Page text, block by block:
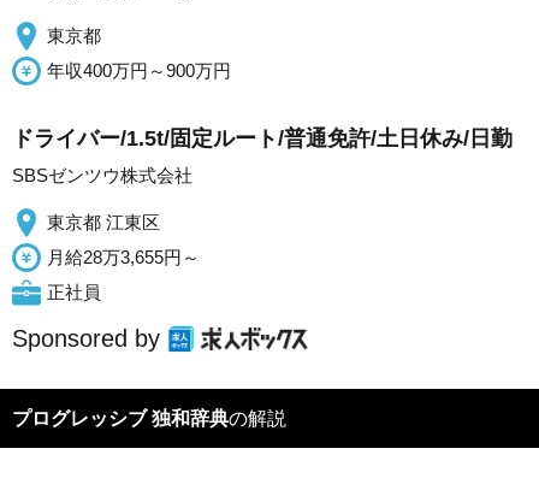
東京都
年収400万円～900万円
ドライバー/1.5t/固定ルート/普通免許/土日休み/日勤
SBSゼンツウ株式会社
東京都 江東区
月給28万3,655円～
正社員
Sponsored by
プログレッシブ 独和辞典の解説